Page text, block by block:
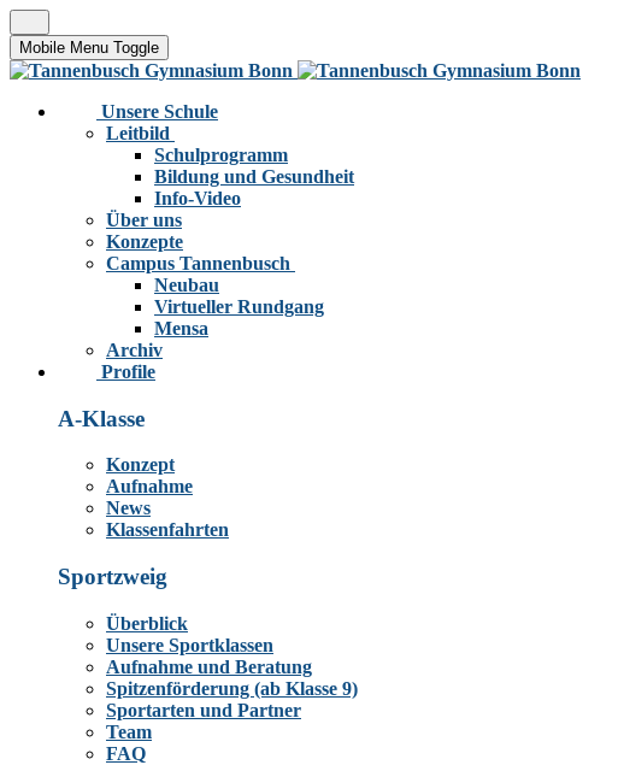
Mobile Menu Toggle
Unsere Schule
Leitbild
Schulprogramm
Bildung und Gesundheit
Info-Video
Über uns
Konzepte
Campus Tannenbusch
Neubau
Virtueller Rundgang
Mensa
Archiv
Profile
A-Klasse
Konzept
Aufnahme
News
Klassenfahrten
Sportzweig
Überblick
Unsere Sportklassen
Aufnahme und Beratung
Spitzenförderung (ab Klasse 9)
Sportarten und Partner
Team
FAQ